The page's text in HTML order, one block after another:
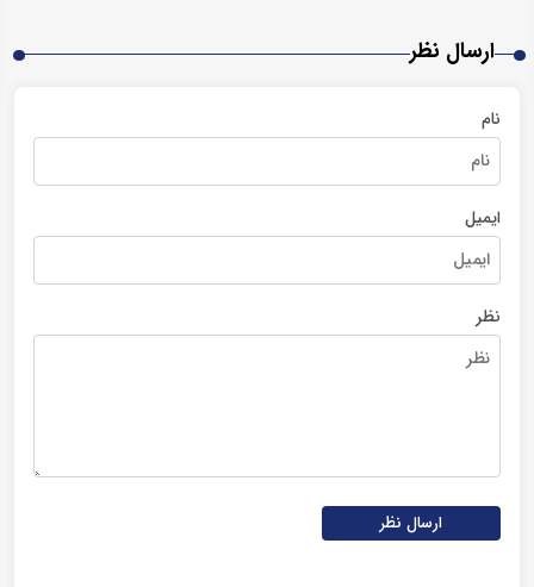
ارسال نظر
نام
ایمیل
نظر
ارسال نظر